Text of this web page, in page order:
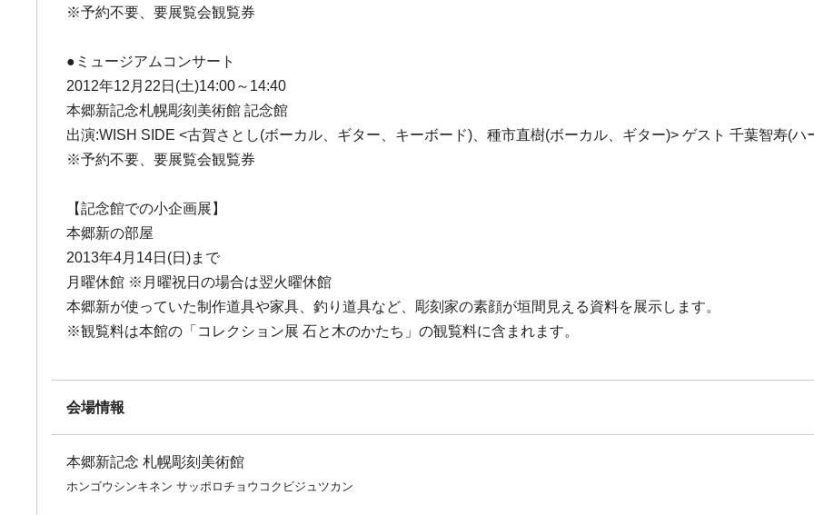
※予約不要、要展覧会観覧券
●ミュージアムコンサート
2012年12月22日(土)14:00～14:40
本郷新記念札幌彫刻美術館 記念館
出演:WISH SIDE <古賀さとし(ボーカル、ギター、キーボード)、種市直樹(ボーカル、ギター)> ゲスト 千葉智寿(ハ
※予約不要、要展覧会観覧券
【記念館での小企画展】
本郷新の部屋
2013年4月14日(日)まで
月曜休館 ※月曜祝日の場合は翌火曜休館
本郷新が使っていた制作道具や家具、釣り道具など、彫刻家の素顔が垣間見える資料を展示します。
※観覧料は本館の「コレクション展 石と木のかたち」の観覧料に含まれます。
会場情報
本郷新記念 札幌彫刻美術館
ホンゴウシンキネン サッポロチョウコクビジュツカン